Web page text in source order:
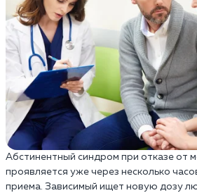
Абстинентный синдром при отказе от
проявляется уже через несколько
приема. Зависимый ищет новую дозу